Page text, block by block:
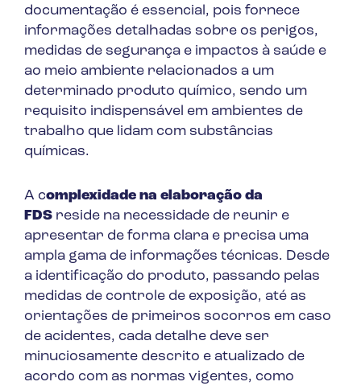
documentação é essencial, pois fornece
informações detalhadas sobre os perigos,
medidas de segurança e impactos à saúde e
ao meio ambiente relacionados a um
determinado produto químico, sendo um
requisito indispensável em ambientes de
trabalho que lidam com substâncias
químicas.
A complexidade na elaboração da
FDS reside na necessidade de reunir e
apresentar de forma clara e precisa uma
ampla gama de informações técnicas. Desde
a identificação do produto, passando pelas
medidas de controle de exposição, até as
orientações de primeiros socorros em caso
de acidentes, cada detalhe deve ser
minuciosamente descrito e atualizado de
acordo com as normas vigentes, como